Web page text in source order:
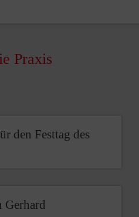
Praxis
den Festtag des
Gerhard